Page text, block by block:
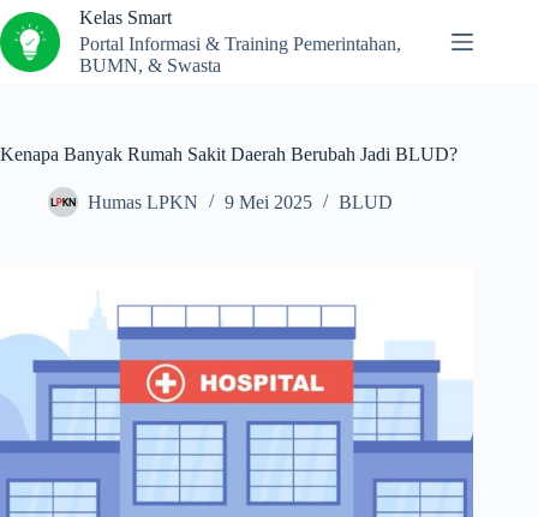
Kelas Smart
Portal Informasi & Training Pemerintahan,
BUMN, & Swasta
Kenapa Banyak Rumah Sakit Daerah Berubah Jadi BLUD?
Humas LPKN 9 Mei 2025 BLUD